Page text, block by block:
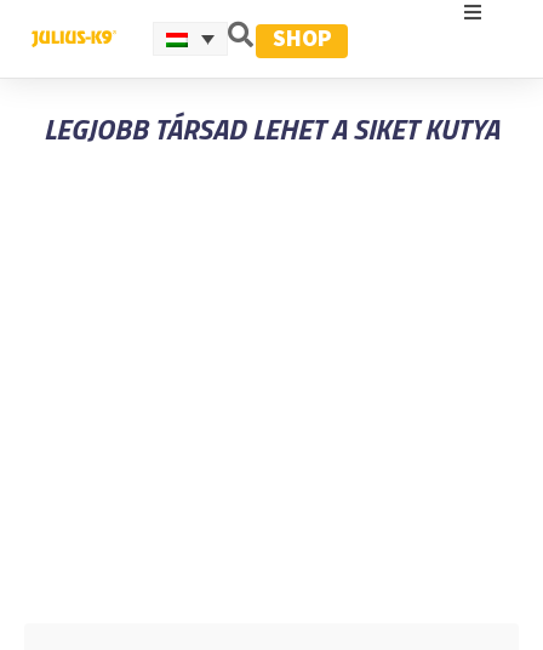
SHOP
LEGJOBB TÁRSAD LEHET A SIKET KUTYA